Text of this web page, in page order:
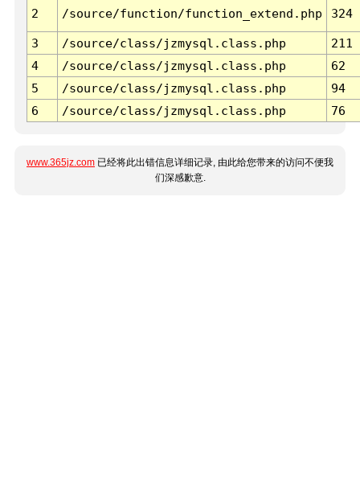
2 /source/function/function_extend.php 324
3 /source/class/jzmysql.class.php
211
4
/source/class/jzmysql.class.php
62
5
/source/class/jzmysql.class.php
94
6
/source/class/jzmysql.class.php 76
www.365jz.com 已经将此出错信息详细记录, 由此给您带来的访问不便我
们深感歉意.